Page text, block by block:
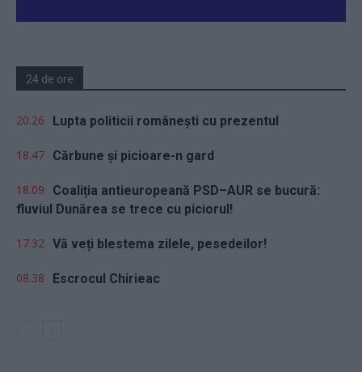
24 de ore
20.26 Lupta politicii românești cu prezentul
18.47 Cărbune și picioare-n gard
18.09
Coaliția antieuropeană PSD–AUR se bucură:
fluviul Dunărea se trece cu piciorul!
17.32 Vă veți blestema zilele, pesedeilor!
08.38 Escrocul Chirieac